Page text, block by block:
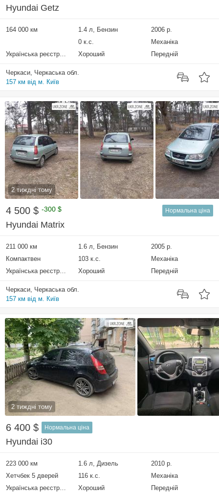
Hyundai Getz
164 000 км 1.4 л, Бензин
2006 р.
0 к.с.
Механіка
Українська реєстрація
Хороший Передній
Черкаси, Черкаська обл.
157 км від м. Київ
2 тиждні тому
4 500 $ -300 $ Нормальна ціна
Hyundai Matrix
211 000 км 1.6 л, Бензин
2005 р.
Компактвен
103 к.с.
Механіка
Українська реєстрація
Хороший Передній
Черкаси, Черкаська обл.
157 км від м. Київ
2 тиждні тому
6 400 $ Нормальна ціна
Hyundai i30
223 000 км 1.6 л, Дизель
2010 р.
Хетчбек 5 дверей
116 к.с.
Механіка
Українська реєстрація
Хороший Передній